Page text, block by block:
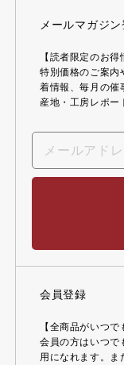
メールマガジ
【読者限定のお得
特別価格のご案内
着情報、毎月の催
産地・工房レポー
会員登録
【全商品がいつで
会員の方はいつで
用になれます。ま